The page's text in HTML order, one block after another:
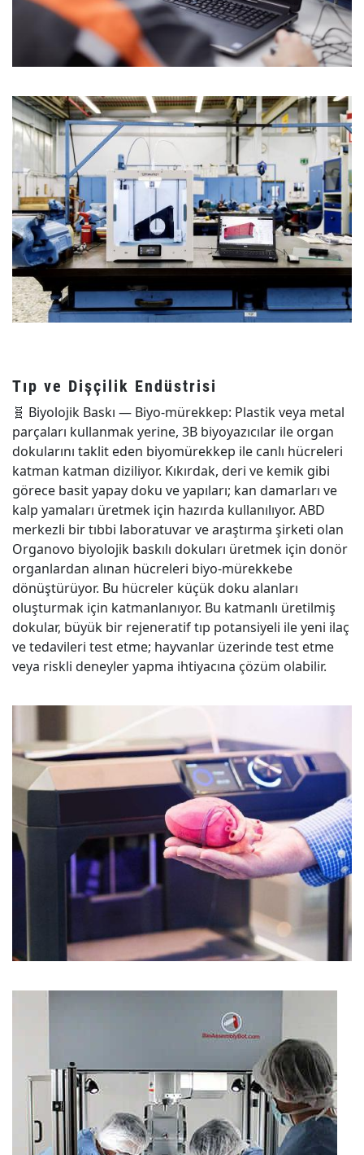
Tıp ve Dişçilik Endüstrisi
🧬 Biyolojik Baskı — Biyo-mürekkep: Plastik veya metal
parçaları kullanmak yerine, 3B biyoyazıcılar ile organ
dokularını taklit eden biyomürekkep ile canlı hücreleri
katman katman diziliyor. Kıkırdak, deri ve kemik gibi
görece basit yapay doku ve yapıları; kan damarları ve
kalp yamaları üretmek için hazırda kullanılıyor. ABD
merkezli bir tıbbi laboratuvar ve araştırma şirketi olan
Organovo biyolojik baskılı dokuları üretmek için donör
organlardan alınan hücreleri biyo-mürekkebe
dönüştürüyor. Bu hücreler küçük doku alanları
oluşturmak için katmanlanıyor. Bu katmanlı üretilmiş
dokular, büyük bir rejeneratif tıp potansiyeli ile yeni ilaç
ve tedavileri test etme; hayvanlar üzerinde test etme
veya riskli deneyler yapma ihtiyacına çözüm olabilir.